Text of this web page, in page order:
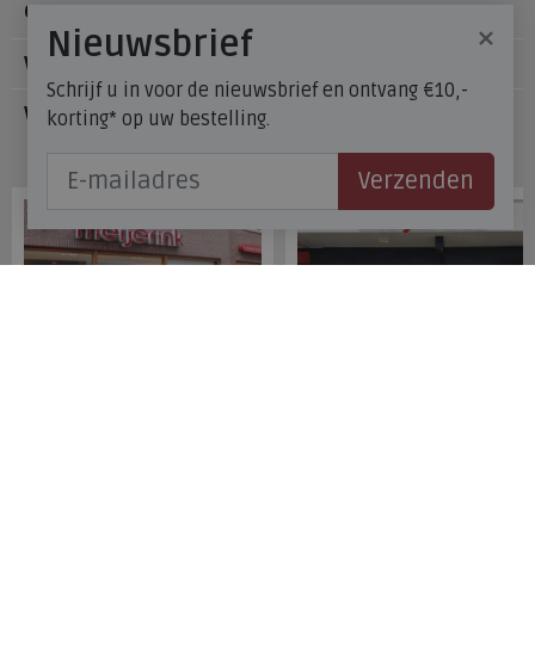
Over Meijerink Schoenen
Voetzorg
Veelgestelde vragen
×
Nieuwsbrief
Schrijf u in voor de nieuwsbrief en ontvang €10,-
korting* op uw bestelling.
Verzenden